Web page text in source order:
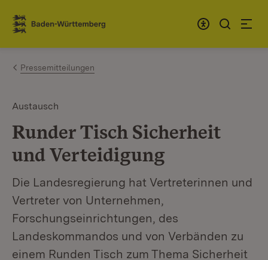
Zum Inhalt springen
Link zur Startseite
Pressemitteilungen
Austausch
Runder Tisch Sicherheit
und Verteidigung
Die Landesregierung hat Vertreterinnen und
Vertreter von Unternehmen,
Forschungseinrichtungen, des
Landeskommandos und von Verbänden zu
einem Runden Tisch zum Thema Sicherheit